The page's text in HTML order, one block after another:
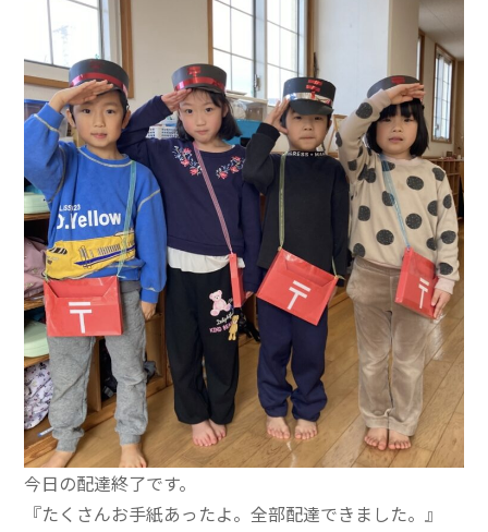
今日の配達終了です。
『たくさんお手紙あったよ。全部配達できました。』